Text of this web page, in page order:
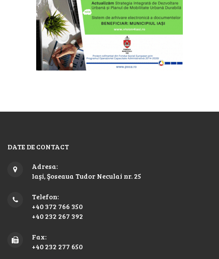
DATE DE CONTACT
Adresa:
Iaşi, Şoseaua Tudor Neculai nr. 25
Telefon:
+40 372 766 350
+40 232 267 392
Fax:
+40 232 277 650